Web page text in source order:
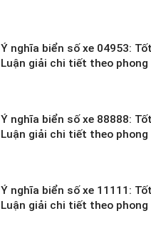
Ý nghĩa biển số xe 04953:
Luận giải chi tiết theo
Ý nghĩa biển số xe 88888:
Luận giải chi tiết theo
Ý nghĩa biển số xe 11111:
Luận giải chi tiết theo